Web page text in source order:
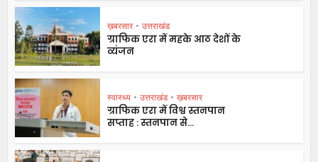
ख़बरसार • उत्तराखंड
ग्राफिक एरा में महके आठ देशों के
व्यंजन
स्वास्थ्य • उत्तराखंड • ख़बरसार
ग्राफिक एरा में विश्व स्तनपान
सप्ताह : स्तनपान से...